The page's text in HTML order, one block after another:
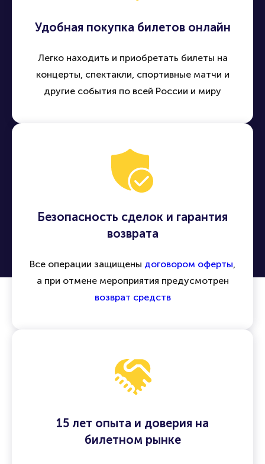
Удобная покупка билетов онлайн
Легко находить и приобретать билеты на
концерты, спектакли, спортивные матчи и
другие события по всей России и миру
Безопасность сделок и гарантия
возврата
Все операции защищены договором оферты,
а при отмене мероприятия предусмотрен
возврат средств
15 лет опыта и доверия на
билетном рынке